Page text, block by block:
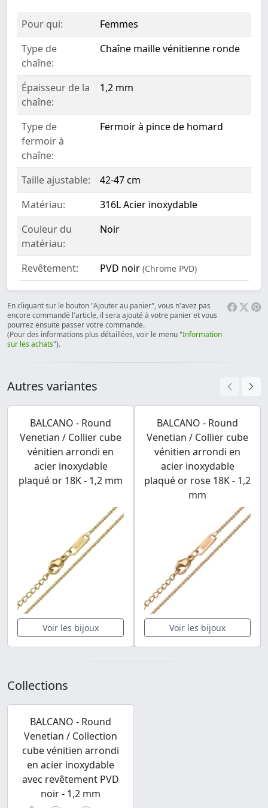
Pour qui:
Femmes
Type de
chaîne:
Chaîne maille vénitienne ronde
Épaisseur de la
chaîne:
1,2 mm
Type de
fermoir à
chaîne:
Fermoir à pince de homard
Taille ajustable:
42-47 cm
Matériau:
316L Acier inoxydable
Couleur du
matériau:
Noir
Revêtement: PVD noir (Chrome PVD)
En cliquant sur le bouton "Ajouter au panier", vous n'avez pas
encore commandé l'article, il sera ajouté à votre panier et vous
pourrez ensuite passer votre commande.
(Pour des informations plus détaillées, voir le menu "Information
sur les achats").
Autres variantes
BALCANO - Round
Venetian / Collier cube
vénitien arrondi en
acier inoxydable
plaqué or 18K - 1,2 mm
Voir les bijoux
BALCANO - Round
Venetian / Collier cube
vénitien arrondi en
acier inoxydable
plaqué or rose 18K - 1,2
mm
Voir les bijoux
Collections
BALCANO - Round
Venetian / Collection
cube vénitien arrondi
en acier inoxydable
avec revêtement PVD
noir - 1,2 mm